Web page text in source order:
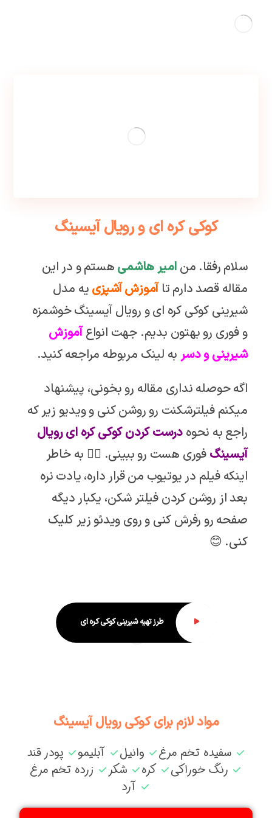
کوکی کره ای و رویال آیسینگ
سلام رفقا. من امیر هاشمی هستم و در این
مقاله قصد دارم تاآموزش آشپزی یه مدل
شیرینی کوکی کره ای و رویال آیسینگ خوشمزه
و فوری رو بهتون بدیم. جهت انواعآموزش
شیرینی و دسر به لینک مربوطه مراجعه کنید.
اگه حوصله نداری مقاله رو بخونی، پیشنهاد
میکنم فیلترشکنت رو روشن کنی و ویدیو زیر که
راجع به نحوه درست کردن کوکی کره ای رویال
آیسینگ فوری هست رو ببینی. 👇🏼 به خاطر
اینکه فیلم در یوتیوب من قرار داره، یادت نره
بعد از روشن کردن فیلتر شکن، یکبار دیگه
صفحه رو رفرش کنی و روی ویدئو زیر کلیک
کنی. 😊
طرز تهیه شیرینی کوکی کره ای
مواد لازم برای کوکی رویال آیسینگ
سفیده تخم مرغ وانیل آبلیمو
پودر قند
رنگ خوراکی
کره شکر
زرده تخم مرغ
آرد